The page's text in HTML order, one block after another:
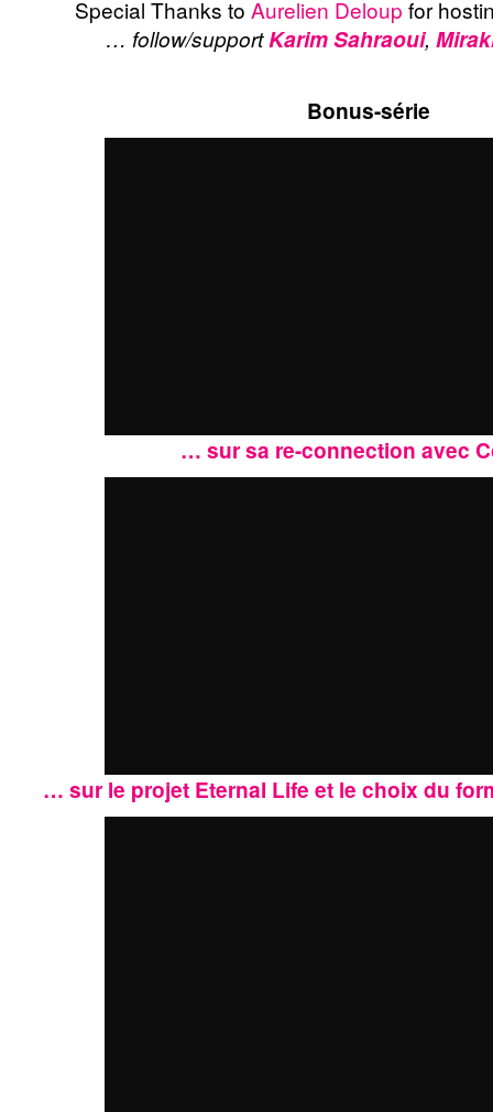
Special Thanks to Aurelien Deloup for
… follow/supportKarim Sahraoui,
Bonus-série
… sur sa re-connection avec
… sur le projet Eternal Life et le choix du